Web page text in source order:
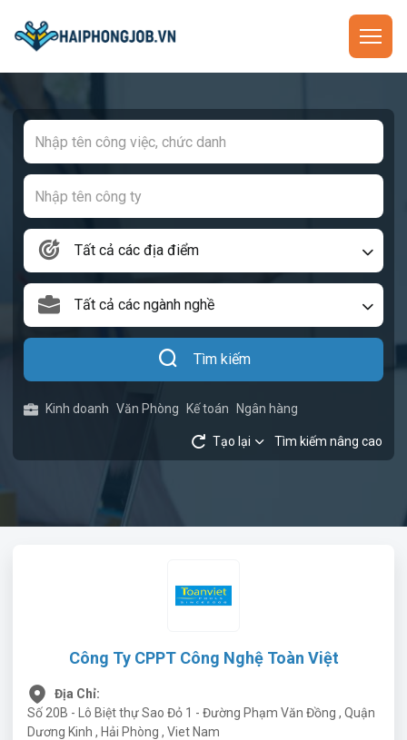
Tất cả các địa điểm
Tất cả các ngành nghề
Tìm kiếm
Kinh doanh Văn Phòng Kế toán Ngân hàng
Tạo lại Tìm kiếm nâng cao
Công Ty CPPT Công Nghệ Toàn Việt
Địa Chỉ:
Số 20B - Lô Biệt thự Sao Đỏ 1 - Đường Phạm Văn Đồng , Quận
Dương Kinh , Hải Phòng , Viet Nam